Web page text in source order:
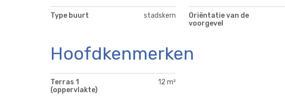
Type buurt stadskern
Oriëntatie van de
voorgevel
Hoofdkenmerken
Terras 1
(oppervlakte)
12 m²